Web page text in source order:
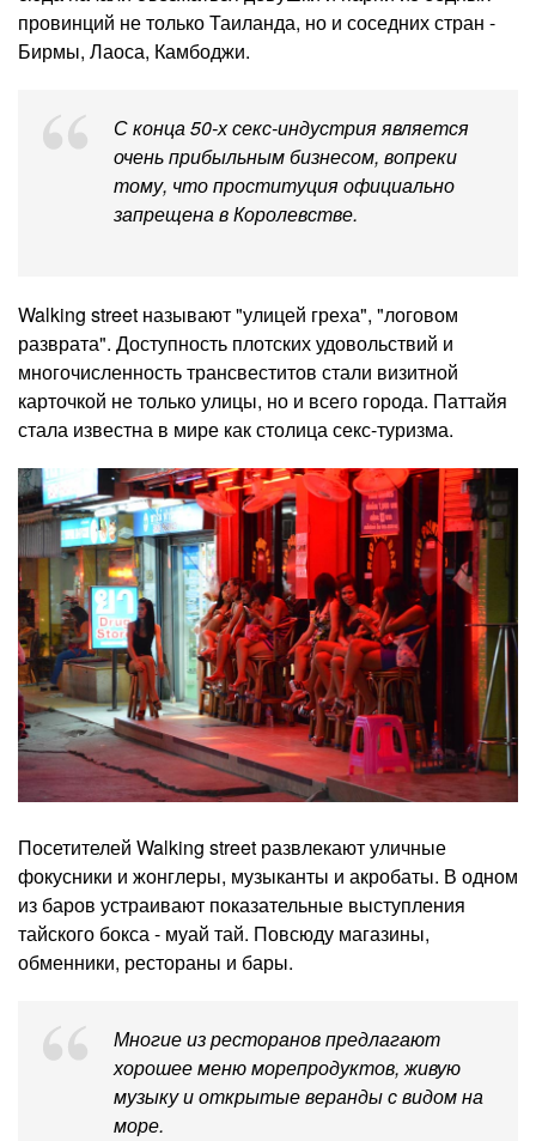
провинций не только Таиланда, но и соседних стран -
Бирмы, Лаоса, Камбоджи.
С конца 50-х секс-индустрия является
очень прибыльным бизнесом, вопреки
тому, что проституция официально
запрещена в Королевстве.
Walking street называют "улицей греха", "логовом
разврата". Доступность плотских удовольствий и
многочисленность трансвеститов стали визитной
карточкой не только улицы, но и всего города. Паттайя
стала известна в мире как столица секс-туризма.
Посетителей Walking street развлекают уличные
фокусники и жонглеры, музыканты и акробаты. В одном
из баров устраивают показательные выступления
тайского бокса - муай тай. Повсюду магазины,
обменники, рестораны и бары.
Многие из ресторанов предлагают
хорошее меню морепродуктов, живую
музыку и открытые веранды с видом на
море.